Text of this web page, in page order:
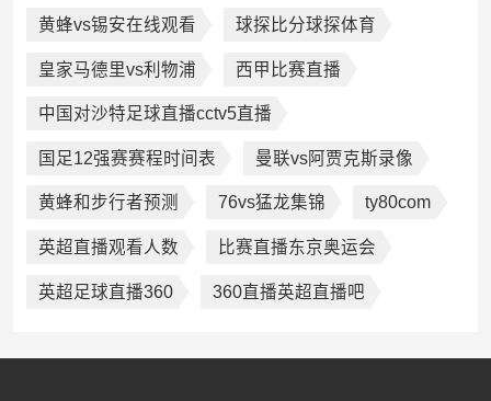
黄蜂vs锡安在线观看 球探比分球探体育
皇家马德里vs利物浦 西甲比赛直播
中国对沙特足球直播cctv5直播
国足12强赛赛程时间表 曼联vs阿贾克斯录像
黄蜂和步行者预测 76vs猛龙集锦 ty80com
英超直播观看人数 比赛直播东京奥运会
英超足球直播360 360直播英超直播吧